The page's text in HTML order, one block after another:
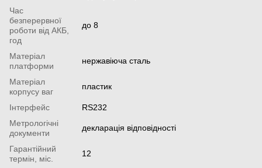
Час
безперервної
роботи від АКБ,
год
до 8
Матеріал
платформи
нержавіюча сталь
Матеріал
корпусу ваг
пластик
Інтерфейс
RS232
Метрологічні
документи
декларація відповідності
Гарантійний
термін, міс.
12